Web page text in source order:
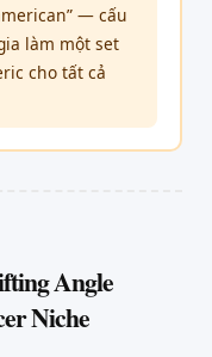
— cấu
làm một set
cho tất cả
Angle
Niche